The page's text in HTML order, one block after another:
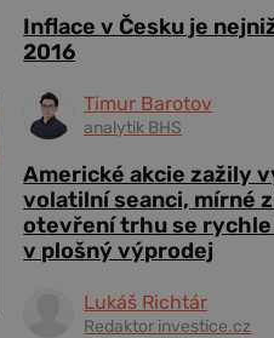
Inflace v Česku je
2016
Timur Barotov
analytik BHS
Americké akcie zažily
volatilní seanci, mírné
otevření trhu se
v plošný výprodej
Lukáš Richtár
Redaktor investice.cz